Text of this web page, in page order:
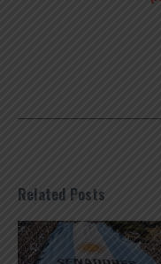
Related Posts